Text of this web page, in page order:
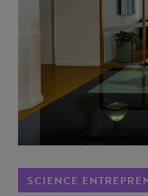
SCIENCE